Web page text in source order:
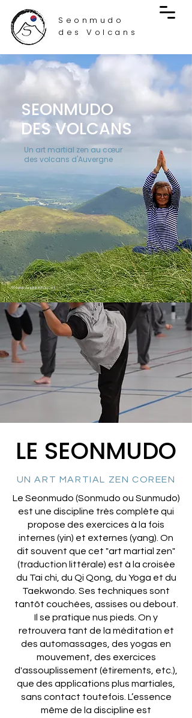
Seonmudo
des Volcans
SEONMUDO
DES VOLCANS
Un art martial zen au cœur
des volcans d'Auvergne
©Marie-Andrée Paquet
LE SEONMUDO
UN ART MARTIAL ZEN COREEN
​Le Seonmudo (Sonmudo ou Sunmudo)
est une discipline très complète qui
propose des exercices à la fois
internes (yin) et externes (yang). On
dit souvent que cet "art martial zen"
(traduction littérale) est à la croisée
du Tai chi, du Qi Qong, du Yoga et du
Taekwondo. Ses techniques sont
tantôt couchées, assises ou debout.
Il se pratique nus pieds. On y
retrouvera tant de la méditation et
des automassages, des yogas en
mouvement, des exercices
d'assouplissement (étirements, etc.),
que des applications plus martiales,
sans contact toutefois. L’essence
même de la discipline est